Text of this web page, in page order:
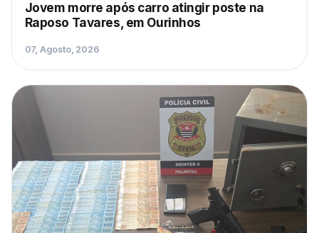
Jovem morre após carro atingir poste na
Raposo Tavares, em Ourinhos
07, Agosto, 2026